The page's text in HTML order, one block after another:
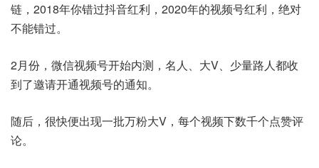
链，2018年你错过抖音红利，2020年的视频号红利，绝对
不能错过。
2月份，微信视频号开始内测，名人、大V、少量路人都收
到了邀请开通视频号的通知。
随后，很快便出现一批万粉大V，每个视频下数千个点赞评
论。